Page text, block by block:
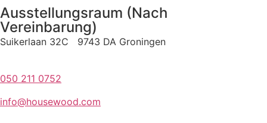
Ausstellungsraum (Nach
Vereinbarung)
Suikerlaan 32C 9743 DA Groningen
050 211 0752
info@housewood.com